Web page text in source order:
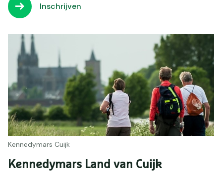
Inschrijven
Kennedymars Cuijk
Kennedymars Land van Cuijk